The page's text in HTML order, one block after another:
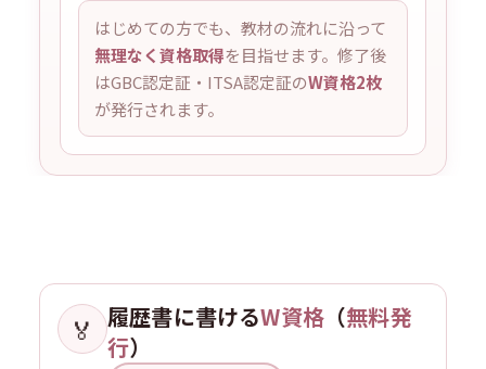
はじめての方でも、教材の流れに沿って
無理なく資格取得を目指せます。修了後
はGBC認定証・ITSA認定証のW資格2枚
が発行されます。
🏅 履歴書に書けるW資格 （無料発
行）